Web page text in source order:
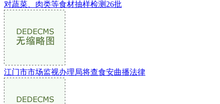
对蔬菜、肉类等食材抽样检测26批
江门市市场监视办理局将查食安曲播法律